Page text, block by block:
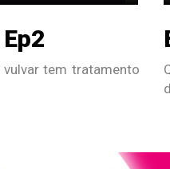
tem tratamento